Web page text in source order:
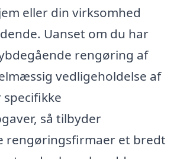
eller din virksomhed
Uanset om du har
rengøring af
vedligeholdelse af
så tilbyder
rengøringsfirmaer et bredt